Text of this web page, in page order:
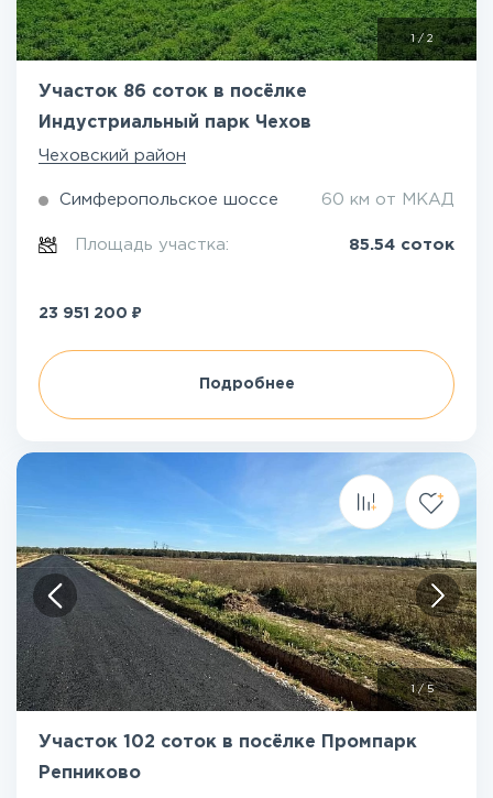
1/2
Участок 86 соток в посёлке
Индустриальный парк Чехов
Чеховский район
Симферопольское шоссе 60 км от МКАД
Площадь участка: 85.54 соток
23 951 200 ₽
Подробнее
1/5
Участок 102 соток в посёлке Промпарк
Репниково